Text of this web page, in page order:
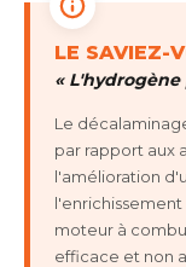
LE SAVIEZ-
«
Le
par rapport aux
l'amélioration
moteur à
efficace et non